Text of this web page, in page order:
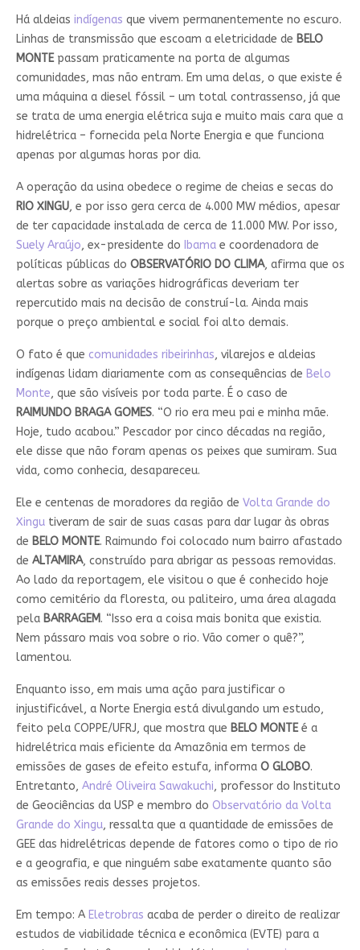
Há aldeias indígenas que vivem permanentemente no escuro.
Linhas de transmissão que escoam a eletricidade de BELO
MONTEpassam praticamente na porta de algumas
comunidades, mas não entram. Em uma delas, o que existe é
uma máquina a diesel fóssil – um total contrassenso, já que
se trata de uma energia elétrica suja e muito mais cara que a
hidrelétrica – fornecida pela Norte Energia e que funciona
apenas por algumas horas por dia.
A operação da usina obedece o regime de cheias e secas do
RIO XINGU, e por isso gera cerca de 4.000 MW médios, apesar
de ter capacidade instalada de cerca de 11.000 MW. Por isso,
Suely Araújo, ex-presidente do Ibama e coordenadora de
políticas públicas do OBSERVATÓRIO DO CLIMA, afirma que os
alertas sobre as variações hidrográficas deveriam ter
repercutido mais na decisão de construí-la. Ainda mais
porque o preço ambiental e social foi alto demais.
O fato é que comunidades ribeirinhas, vilarejos e aldeias
indígenas lidam diariamente com as consequências de Belo
Monte, que são visíveis por toda parte. É o caso de
RAIMUNDO BRAGA GOMES. “O rio era meu pai e minha mãe.
Hoje, tudo acabou.” Pescador por cinco décadas na região,
ele disse que não foram apenas os peixes que sumiram. Sua
vida, como conhecia, desapareceu.
Ele e centenas de moradores da região de Volta Grande do
Xingutiveram de sair de suas casas para dar lugar às obras
de BELO MONTE. Raimundo foi colocado num bairro afastado
de ALTAMIRA, construído para abrigar as pessoas removidas.
Ao lado da reportagem, ele visitou o que é conhecido hoje
como cemitério da floresta, ou paliteiro, uma área alagada
pela BARRAGEM. “Isso era a coisa mais bonita que existia.
Nem pássaro mais voa sobre o rio. Vão comer o quê?”,
lamentou.
Enquanto isso, em mais uma ação para justificar o
injustificável, a Norte Energia está divulgando um estudo,
feito pela COPPE/UFRJ, que mostra que BELO MONTEé a
hidrelétrica mais eficiente da Amazônia em termos de
emissões de gases de efeito estufa, informa O GLOBO.
Entretanto, André Oliveira Sawakuchi, professor do Instituto
de Geociências da USP e membro do Observatório da Volta
Grande do Xingu, ressalta que a quantidade de emissões de
GEE das hidrelétricas depende de fatores como o tipo de rio
e a geografia, e que ninguém sabe exatamente quanto são
as emissões reais desses projetos.
Em tempo: A Eletrobras acaba de perder o direito de realizar
estudos de viabilidade técnica e econômica (EVTE) para a